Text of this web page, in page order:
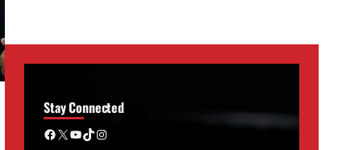
Stay Connected
Facebook X YouTube TikTok Instagram